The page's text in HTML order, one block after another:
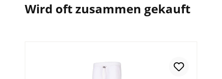
Wird oft zusammen gekauft